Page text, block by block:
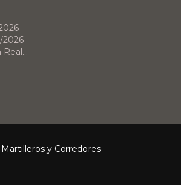
2026
Real…
y Corredores